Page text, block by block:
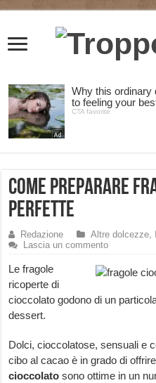
Come preparare
perfette
Redazione Altre dolcezze,
Lascia un commento
Le fragole
ricoperte di
cioccolato godono di un
dessert.
Dolci, cioccolatose, sensuali e
cibo al cacao è in grado di
cioccolatosono ottime in un